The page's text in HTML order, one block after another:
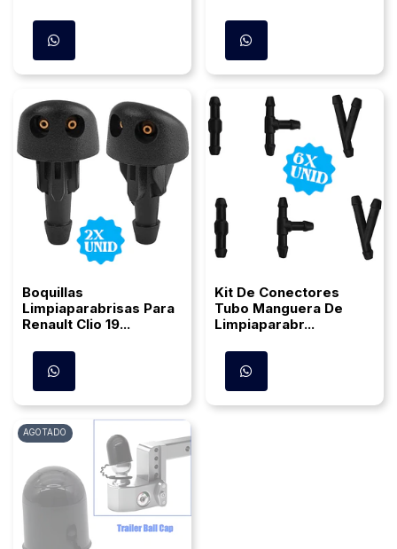
Boquillas
Limpiaparabrisas Para
Renault Clio 19...
Kit De Conectores
Tubo Manguera De
Limpiaparabr...
AGOTADO